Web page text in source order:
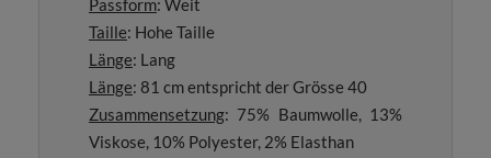
Passform: Weit
Taille: Hohe Taille
Länge: Lang
Länge: 81 cm entspricht der Grösse 40
Zusammensetzung: 75% Baumwolle, 13%
Viskose, 10% Polyester, 2% Elasthan